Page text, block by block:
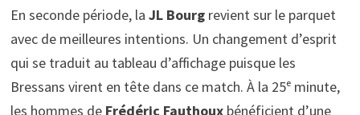
En seconde période, laJL Bourg revient sur le parquet
avec de meilleures intentions. Un changement d’esprit
qui se traduit au tableau d’affichage puisque les
Bressans virent en tête dans ce match. À la 25ᵉ minute,
les hommes de Frédéric Fauthoux bénéficient d’une